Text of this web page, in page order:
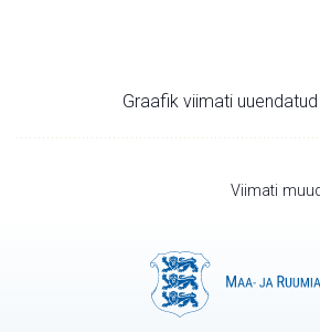
Graafik viimati
Viimati